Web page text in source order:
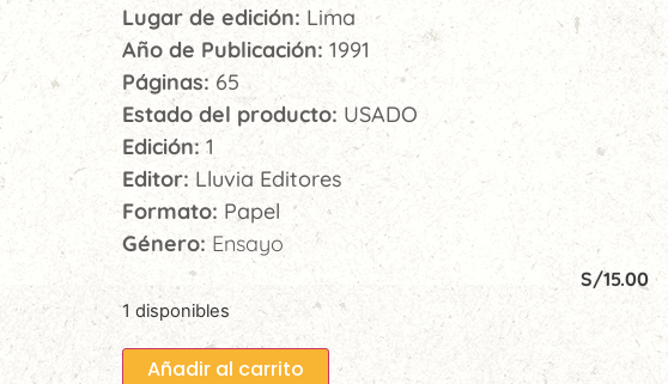
Lugar de edición: Lima
Año de Publicación: 1991
Páginas: 65
Estado del producto: USADO
Edición:1
Editor: Lluvia Editores
Formato: Papel
Género: Ensayo
S/15.00
1 disponibles
Añadir al carrito